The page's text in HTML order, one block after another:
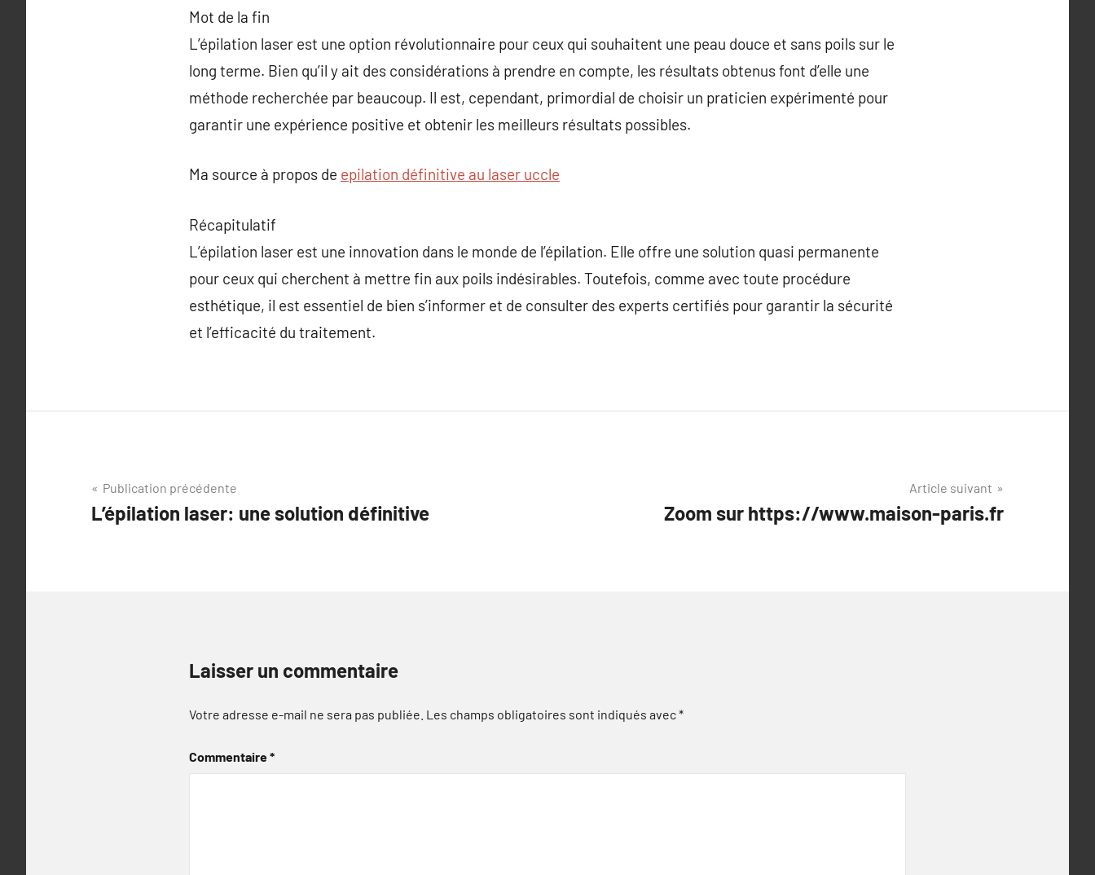
Mot de la fin
L’épilation laser est une option révolutionnaire pour ceux qui souhaitent une peau douce et sans poils sur le
long terme. Bien qu’il y ait des considérations à prendre en compte, les résultats obtenus font d’elle une
méthode recherchée par beaucoup. Il est, cependant, primordial de choisir un praticien expérimenté pour
garantir une expérience positive et obtenir les meilleurs résultats possibles.
Ma source à propos de epilation définitive au laser uccle
Récapitulatif
L’épilation laser est une innovation dans le monde de l’épilation. Elle offre une solution quasi permanente
pour ceux qui cherchent à mettre fin aux poils indésirables. Toutefois, comme avec toute procédure
esthétique, il est essentiel de bien s’informer et de consulter des experts certifiés pour garantir la sécurité
et l’efficacité du traitement.
Navigation
de
Publication précédente
L’épilation laser: une solution définitive
Article suivant
Zoom sur https://www.maison-paris.fr
Laisser un commentaire
Votre adresse e-mail ne sera pas publiée. Les champs obligatoires sont indiqués avec*
Commentaire*